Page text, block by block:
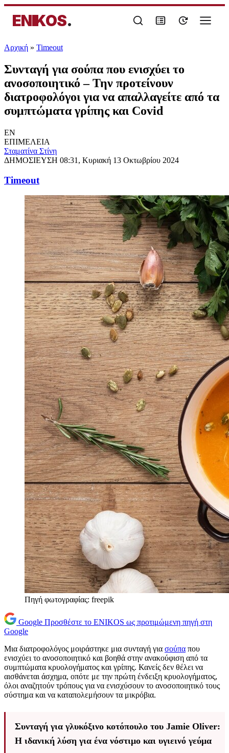
ENIKOS.
Αρχική » Timeout
Συνταγή για σούπα που ενισχύει το
ανοσοποιητικό – Την προτείνουν
διατροφολόγοι για να απαλλαγείτε από τα
συμπτώματα γρίπης και Covid
EN
ΕΠΙΜΕΛΕΙΑ
Σταματίνα Στίνη
ΔΗΜΟΣΙΕΥΣΗ 08:31, Κυριακή 13 Οκτωβρίου 2024
Timeout
Πηγή φωτογραφίας: freepik
Google Προσθέστε το ENIKOS ως προτιμώμενη πηγή στη
Google
Μια διατροφολόγος μοιράστηκε μια συνταγή για σούπα που
ενισχύει το ανοσοποιητικό και βοηθά στην ανακούφιση από τα
συμπτώματα κρυολογήματος και γρίπης. Κανείς δεν θέλει να
αισθάνεται άσχημα, οπότε με την πρώτη ένδειξη κρυολογήματος,
όλοι αναζητούν τρόπους για να ενισχύσουν το ανοσοποιητικό τους
σύστημα και να καταπολεμήσουν τα μικρόβια.
Συνταγή για γλυκόξινο κοτόπουλο του Jamie Oliver:
Η ιδανική λύση για ένα νόστιμο και υγιεινό γεύμα